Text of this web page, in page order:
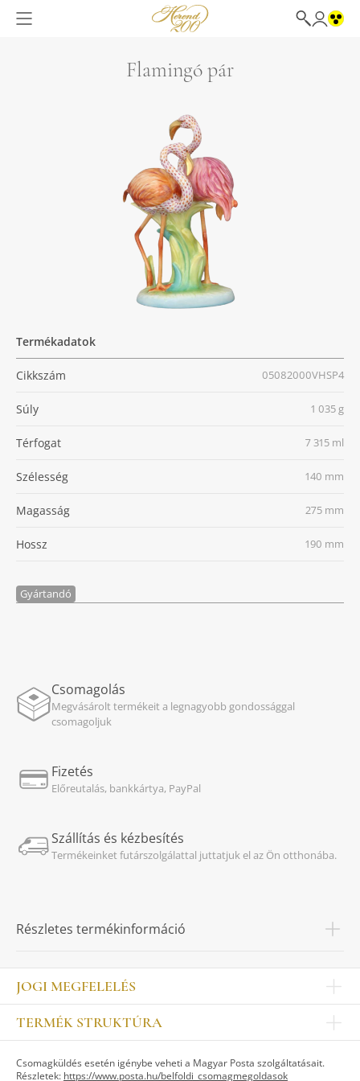
Flamingó pár
Termékadatok
Cikkszám 05082000VHSP4
Súly 1 035 g
Térfogat 7 315 ml
Szélesség 140 mm
Magasság 275 mm
Hossz 190 mm
Gyártandó
Csomagolás
Megvásárolt termékeit a legnagyobb gondossággal
csomagoljuk
Fizetés
Előreutalás, bankkártya, PayPal
Szállítás és kézbesítés
Termékeinket futárszolgálattal juttatjuk el az Ön otthonába.
Részletes termékinformáció
JOGI MEGFELELÉS
Impresszum
Kapcsolat
Jogi nyilatkozat
TERMÉK STRUKTÚRA
ASZTALKULTÚRA
Csomagküldés esetén igénybe veheti a Magyar Posta szolgáltatásait.
Részletek: https://www.posta.hu/belfoldi_csomagmegoldasok